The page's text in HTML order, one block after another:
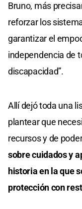
Bruno, más
reforzar los
garantizar el
independencia de
discapacidad”.
Allí dejó toda una
plantear que
recursos y de
sobre cuidados y
historia en la que
protección con